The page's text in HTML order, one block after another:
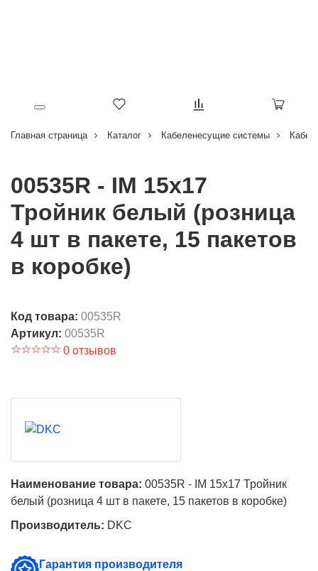
Главная страница Каталог Кабеленесущие системы
00535R - IM 15x17
Тройник белый (розница
4 шт в пакете, 15 пакетов
в коробке)
Код товара: 00535R
Артикул: 00535R
0 отзывов
Наименование товара: 00535R - IM 15x17 Тройник
белый (розница 4 шт в пакете, 15 пакетов в коробке)
Производитель: DKC
Гарантия производителя